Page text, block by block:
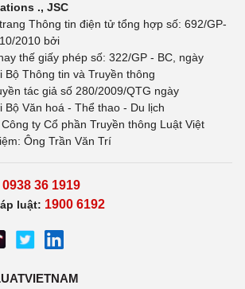
., JSC
Thông tin điện tử tổng hợp số: 692/GP-
2010 bởi
thế giấy phép số: 322/GP - BC, ngày
Bộ Thông tin và Truyền thông
tác giả số 280/2009/QTG ngày
Bộ Văn hoá - Thể thao - Du lịch
ty Cổ phần Truyền thông Luật Việt
Ông Trần Văn Trí
0938 36 1919
luật: 1900 6192